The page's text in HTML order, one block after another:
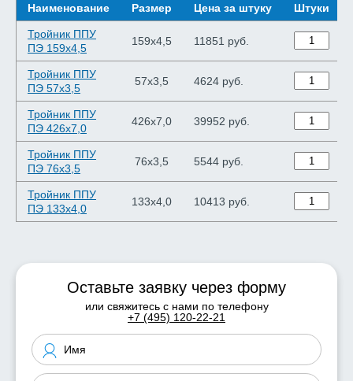
Наименование Размер Цена за штуку Штуки
Тройник ППУ
ПЭ 159х4,5
159х4,5 11851 руб.
Тройник ППУ
ПЭ 57х3,5
57х3,5 4624 руб.
Тройник ППУ
ПЭ 426х7,0
426х7,0 39952 руб.
Тройник ППУ
ПЭ 76х3,5
76х3,5 5544 руб.
Тройник ППУ
ПЭ 133х4,0
133х4,0 10413 руб.
Оставьте заявку через форму
или свяжитесь с нами по телефону
+7 (495) 120-22-21